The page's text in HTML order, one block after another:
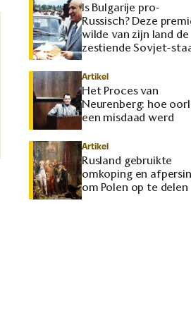
Is Bulgarije pro-
Russisch? Deze
wilde van zijn land de
zestiende Sovjet-
maken
Artikel
Het Proces van
Neurenberg: hoe
een misdaad werd
Artikel
Rusland gebruikte
omkoping en
om Polen op te delen